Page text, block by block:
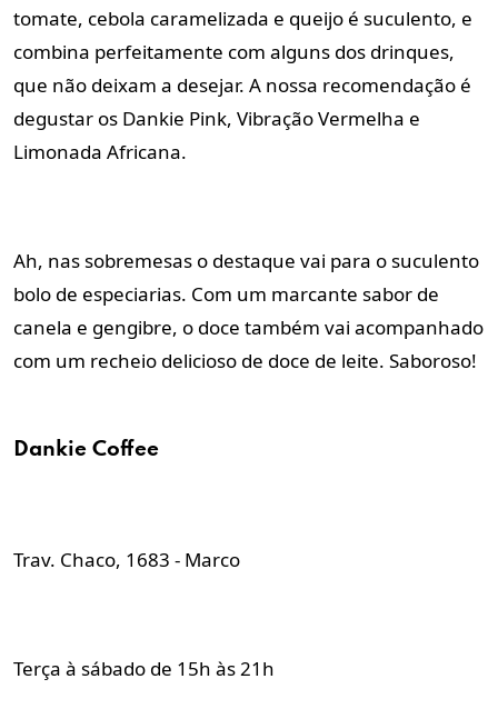
tomate, cebola caramelizada e queijo é suculento, e
combina perfeitamente com alguns dos drinques,
que não deixam a desejar. A nossa recomendação é
degustar os Dankie Pink, Vibração Vermelha e
Limonada Africana.
Ah, nas sobremesas o destaque vai para o suculento
bolo de especiarias. Com um marcante sabor de
canela e gengibre, o doce também vai acompanhado
com um recheio delicioso de doce de leite. Saboroso!
Dankie Coffee
Trav. Chaco, 1683 - Marco
Terça à sábado de 15h às 21h